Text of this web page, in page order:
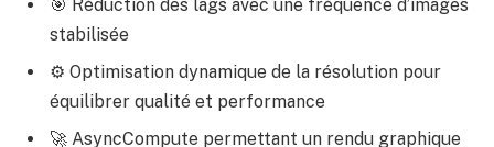
🎯 Réduction des lags avec une fréquence d’images
stabilisée
⚙️ Optimisation dynamique de la résolution pour
équilibrer qualité et performance
🚀 AsyncCompute permettant un rendu graphique